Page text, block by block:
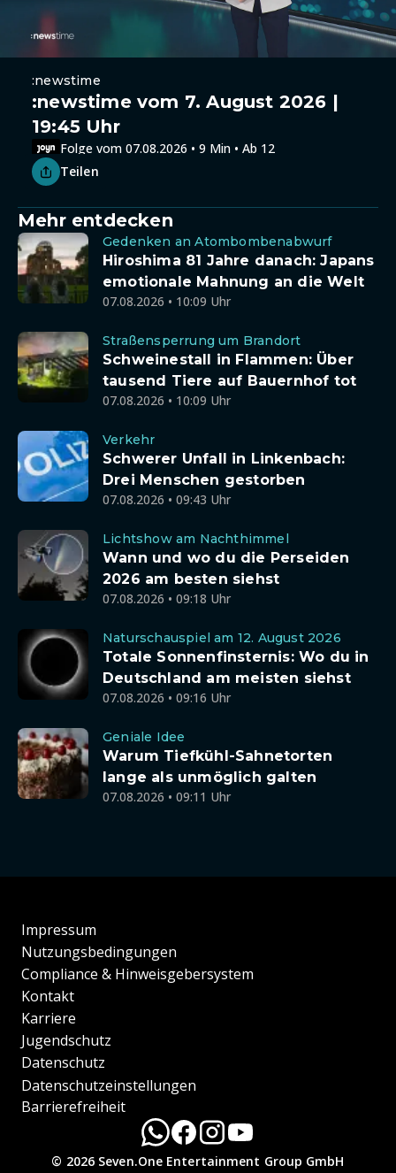
:newstime
:newstime vom 7. August 2026 |
19:45 Uhr
Folge vom 07.08.2026 • 9 Min • Ab 12
Teilen
Mehr entdecken
Gedenken an Atombombenabwurf
Hiroshima 81 Jahre danach: Japans
emotionale Mahnung an die Welt
07.08.2026 • 10:09 Uhr
Straßensperrung um Brandort
Schweinestall in Flammen: Über
tausend Tiere auf Bauernhof tot
07.08.2026 • 10:09 Uhr
Verkehr
Schwerer Unfall in Linkenbach:
Drei Menschen gestorben
07.08.2026 • 09:43 Uhr
Lichtshow am Nachthimmel
Wann und wo du die Perseiden
2026 am besten siehst
07.08.2026 • 09:18 Uhr
Naturschauspiel am 12. August 2026
Totale Sonnenfinsternis: Wo du in
Deutschland am meisten siehst
07.08.2026 • 09:16 Uhr
Geniale Idee
Warum Tiefkühl-Sahnetorten
lange als unmöglich galten
07.08.2026 • 09:11 Uhr
Impressum
Nutzungsbedingungen
Compliance & Hinweisgebersystem
Kontakt
Karriere
Jugendschutz
Datenschutz
Datenschutzeinstellungen
Barrierefreiheit
© 2026 Seven.One Entertainment Group GmbH